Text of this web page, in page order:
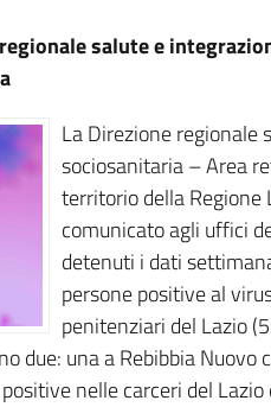
salute e
La Direzione regionale
sociosanitaria – Area
territorio della Regione
comunicato agli uffici
detenuti i dati
persone positive al
penitenziari del Lazio
una a Rebibbia Nuovo
nelle carceri del